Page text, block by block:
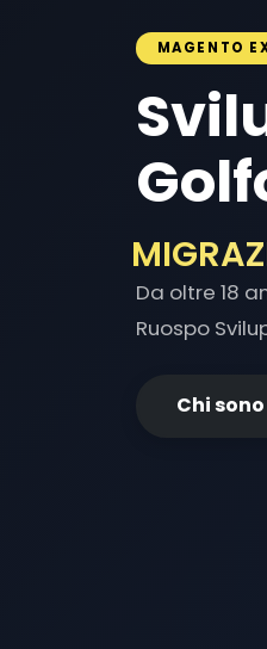
MAGENTO
Da oltre 18
Ruospo
Chi sono